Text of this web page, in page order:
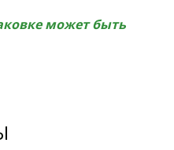
может быть